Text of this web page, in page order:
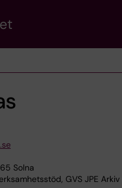
Solna
GVS JPE Arkiv